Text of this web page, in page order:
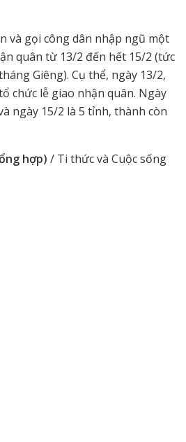
và gọi công dân nhập ngũ một
quân từ 13/2 đến hết 15/2 (tức
Giêng). Cụ thể, ngày 13/2,
chức lễ giao nhận quân. Ngày
ngày 15/2 là 5 tỉnh, thành còn
hợp) / Ti thức và Cuộc sống